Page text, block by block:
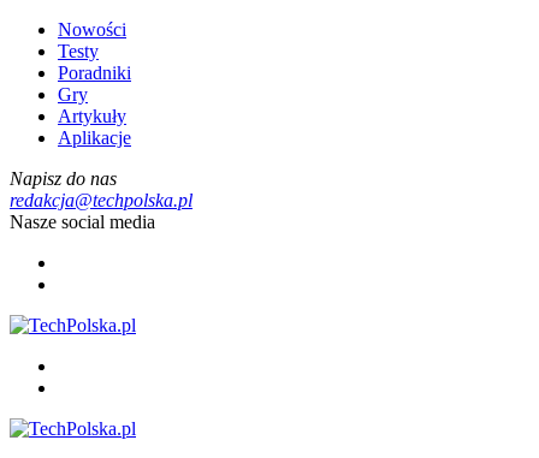
Nowości
Testy
Poradniki
Gry
Artykuły
Aplikacje
Napisz do nas
redakcja@techpolska.pl
Nasze social media